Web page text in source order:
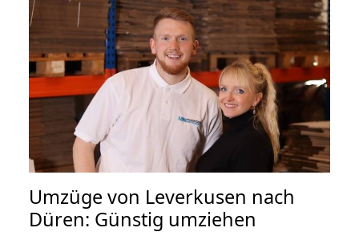
Umzüge von Leverkusen nach
Düren: Günstig umziehen